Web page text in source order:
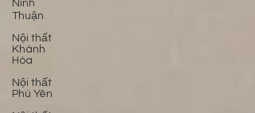
Ninh
Thuận
Nội thất
Khánh
Hòa
Nội thất
Phú Yên